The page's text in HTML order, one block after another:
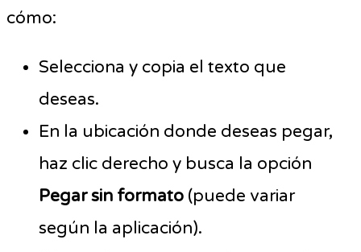
cómo:
Selecciona y copia el texto que
deseas.
En la ubicación donde deseas pegar,
haz clic derecho y busca la opción
Pegar sin formato (puede variar
según la aplicación).